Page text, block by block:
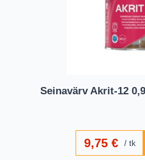
Seinavärv Akrit-12
9,75€ tk